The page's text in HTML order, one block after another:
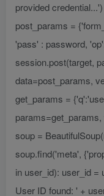
provided
post_params =
'pass' : password,
session.post(target,
data=post_params,
get_params =
soup =
soup.find('meta',
in user_id): user_id =
User ID found: ' +